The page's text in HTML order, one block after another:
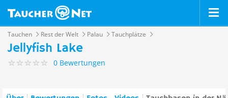
Tauchen Rest der Welt Palau Tauchplätze
Jellyfish Lake
0 Bewertungen